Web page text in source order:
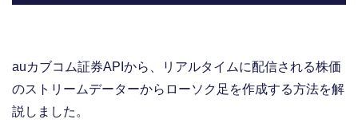
auカブコム証券APIから、リアルタイムに配信される株価
のストリームデーターからローソク足を作成する方法を解
説しました。